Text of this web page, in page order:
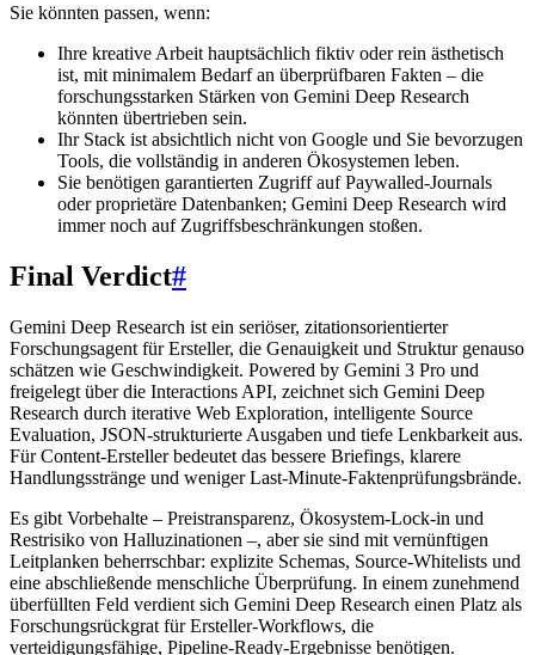
Sie könnten passen, wenn:
Ihre kreative Arbeit hauptsächlich fiktiv oder rein ästhetisch
ist, mit minimalem Bedarf an überprüfbaren Fakten – die
forschungsstarken Stärken von Gemini Deep Research
könnten übertrieben sein.
Ihr Stack ist absichtlich nicht von Google und Sie bevorzugen
Tools, die vollständig in anderen Ökosystemen leben.
Sie benötigen garantierten Zugriff auf Paywalled-Journals
oder proprietäre Datenbanken; Gemini Deep Research wird
immer noch auf Zugriffsbeschränkungen stoßen.
Final Verdict#
Gemini Deep Research ist ein seriöser, zitationsorientierter
Forschungsagent für Ersteller, die Genauigkeit und Struktur genauso
schätzen wie Geschwindigkeit. Powered by Gemini 3 Pro und
freigelegt über die Interactions API, zeichnet sich Gemini Deep
Research durch iterative Web Exploration, intelligente Source
Evaluation, JSON-strukturierte Ausgaben und tiefe Lenkbarkeit aus.
Für Content-Ersteller bedeutet das bessere Briefings, klarere
Handlungsstränge und weniger Last-Minute-Faktenprüfungsbrände.
Es gibt Vorbehalte – Preistransparenz, Ökosystem-Lock-in und
Restrisiko von Halluzinationen –, aber sie sind mit vernünftigen
Leitplanken beherrschbar: explizite Schemas, Source-Whitelists und
eine abschließende menschliche Überprüfung. In einem zunehmend
überfüllten Feld verdient sich Gemini Deep Research einen Platz als
Forschungsrückgrat für Ersteller-Workflows, die
verteidigungsfähige, Pipeline-Ready-Ergebnisse benötigen.